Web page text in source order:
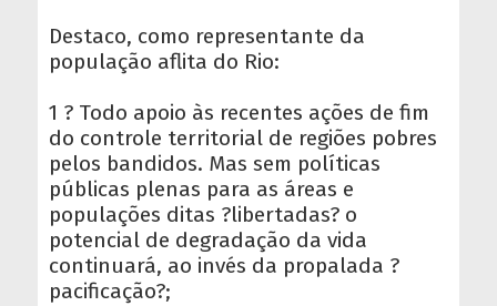
Destaco, como representante da
população aflita do Rio:
1 ? Todo apoio às recentes ações de fim
do controle territorial de regiões pobres
pelos bandidos. Mas sem políticas
públicas plenas para as áreas e
populações ditas ?libertadas? o
potencial de degradação da vida
continuará, ao invés da propalada ?
pacificação?;